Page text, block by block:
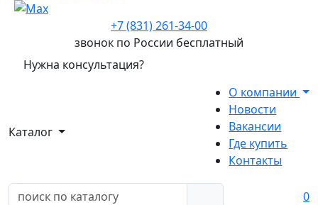
+7 (831) 261-34-00
звонок по России бесплатный
Нужна консультация?
Каталог
О компании
Новости
Вакансии
Где купить
Контакты
0